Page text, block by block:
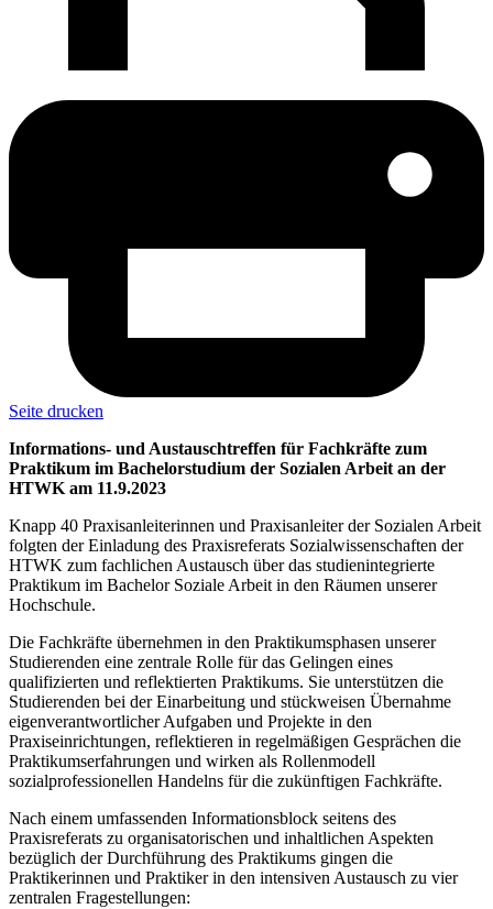
Seite drucken
Informations- und Austauschtreffen für Fachkräfte zum
Praktikum im Bachelorstudium der Sozialen Arbeit an der
HTWK am 11.9.2023
Knapp 40 Praxisanleiterinnen und Praxisanleiter der Sozialen Arbeit
folgten der Einladung des Praxisreferats Sozialwissenschaften der
HTWK zum fachlichen Austausch über das studienintegrierte
Praktikum im Bachelor Soziale Arbeit in den Räumen unserer
Hochschule.
Die Fachkräfte übernehmen in den Praktikumsphasen unserer
Studierenden eine zentrale Rolle für das Gelingen eines
qualifizierten und reflektierten Praktikums. Sie unterstützen die
Studierenden bei der Einarbeitung und stückweisen Übernahme
eigenverantwortlicher Aufgaben und Projekte in den
Praxiseinrichtungen, reflektieren in regelmäßigen Gesprächen die
Praktikumserfahrungen und wirken als Rollenmodell
sozialprofessionellen Handelns für die zukünftigen Fachkräfte.
Nach einem umfassenden Informationsblock seitens des
Praxisreferats zu organisatorischen und inhaltlichen Aspekten
bezüglich der Durchführung des Praktikums gingen die
Praktikerinnen und Praktiker in den intensiven Austausch zu vier
zentralen Fragestellungen: